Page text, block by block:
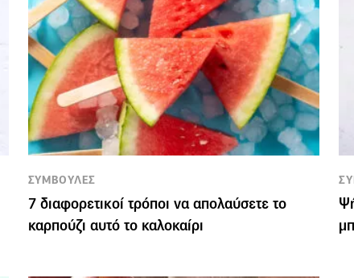
ΣΥΜΒΟΥΛΕΣ
7 διαφορετικοί τρόποι να απολαύσετε το
καρπούζι αυτό το καλοκαίρι